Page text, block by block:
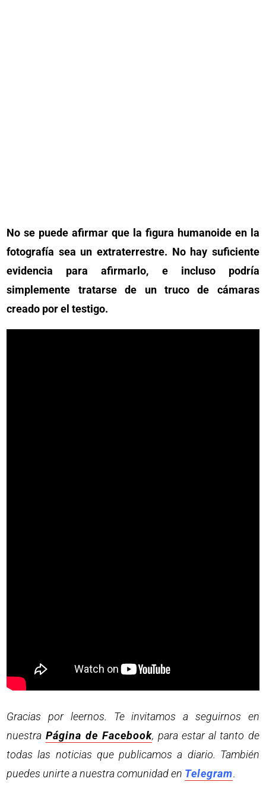
No se puede afirmar que la figura humanoide en la
fotografía sea un extraterrestre. No hay suficiente
evidencia para afirmarlo, e incluso podría
simplemente tratarse de un truco de cámaras
creado por el testigo.
Gracias por leernos. Te invitamos a seguirnos en
nuestra Página de Facebook, para estar al tanto de
todas las noticias que publicamos a diario. También
puedes unirte a nuestra comunidad en Telegram.